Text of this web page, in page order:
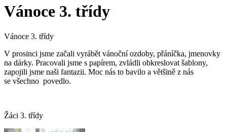
Vánoce 3. třídy
Vánoce 3. třídy
V prosinci jsme začali vyrábět vánoční ozdoby, přáníčka, jmenovky
na dárky. Pracovali jsme s papírem, zvládli obkreslovat šablony,
zapojili jsme naši fantazii. Moc nás to bavilo a většině z nás
se všechno povedlo.
Žáci 3. třídy